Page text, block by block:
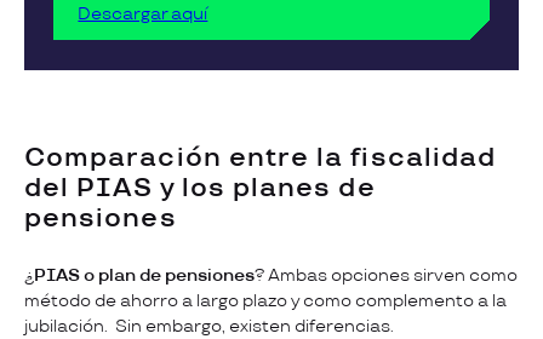
Descargar aquí
Comparación entre la fiscalidad
del PIAS y los planes de
pensiones
¿PIAS o plan de pensiones? Ambas opciones sirven como
método de ahorro a largo plazo y como complemento a la
jubilación. Sin embargo, existen diferencias.